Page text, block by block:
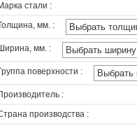
стали :
мм. :
мм. :
поверхности :
:
производства :